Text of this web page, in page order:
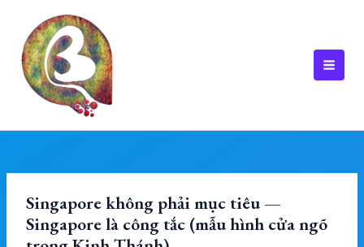
content
Singapore không phải mục tiêu —
Singapore là công tắc (mẫu hình cửa ngõ